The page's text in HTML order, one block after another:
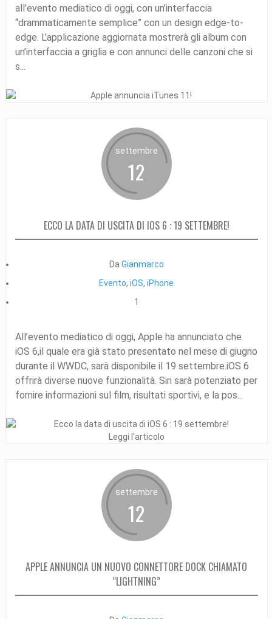
all’evento mediatico di oggi, con un’interfaccia
“drammaticamente semplice” con un design edge-to-
edge. L’applicazione aggiornata mostrerà gli album con
un’interfaccia a griglia e con annunci delle canzoni che si
s...
settembre
12
ECCO LA DATA DI USCITA DI IOS 6 : 19 SETTEMBRE!
Da Gianmarco
Evento,iOS,iPhone
1
All’evento mediatico di oggi, Apple ha annunciato che
iOS 6,il quale era già stato presentato nel mese di giugno
durante il WWDC, sarà disponibile il 19 settembre.iOS 6
offrirà diverse nuove funzionalità. Siri sarà potenziato per
fornire informazioni sul film, risultati sportivi, e la pos...
Leggi l'articolo
settembre
12
APPLE ANNUNCIA UN NUOVO CONNETTORE DOCK CHIAMATO
“LIGHTNING”